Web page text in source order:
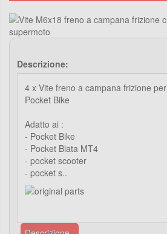
Descrizione:
4 x Vite freno a campana frizione per
Pocket Bike
Adatto ai :
- Pocket Bike
- Pocket Blata MT4
- pocket scooter
- pocket s..